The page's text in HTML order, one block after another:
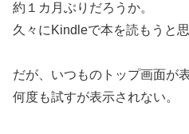
約１カ月ぶりだろうか。
久々にKindleで本を読もうと
だが、いつものトップ画面が
何度も試すが表示されない。